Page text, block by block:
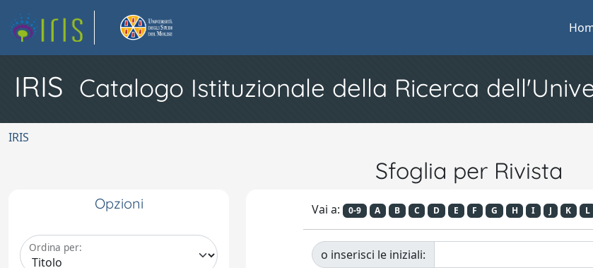
IRIS Catalogo Istituzionale della Ricerca
IRIS
Sfoglia per Rivista
Opzioni
Ordina per:
Vai a: 0-9 A B C D E F G H I J K L
o inserisci le iniziali: